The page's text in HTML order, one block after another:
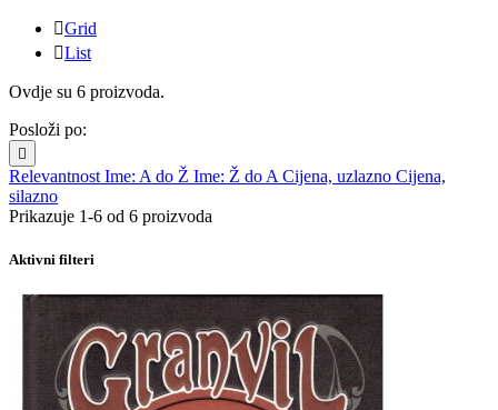
Grid
List
Ovdje su 6 proizvoda.
Posloži po:

Relevantnost Ime: A do Ž Ime: Ž do A Cijena, uzlazno Cijena,
silazno
Prikazuje 1-6 od 6 proizvoda
Aktivni filteri